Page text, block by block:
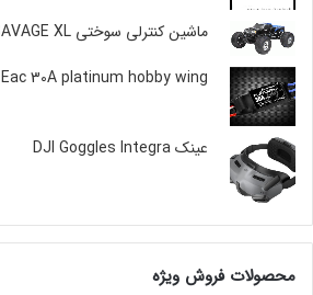
ماشین کنترلی سوختی SAVAGE XL
Eac 30A platinum hobby wing
عینک DJI Goggles Integra
محصولات فروش ویژه